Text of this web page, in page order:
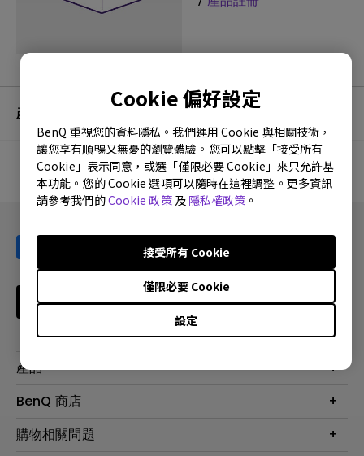
Cookie 偏好設定
BenQ 重視您的資料隱私。我們運用 Cookie 與相關技術，
讓您享有順暢又無憂的瀏覽體驗。您可以點擊「接受所有
Cookie」表示同意，或選「僅限必要 Cookie」來只允許基
本功能。您的 Cookie 選項可以隨時在這裡調整。更多資訊
請參考我們的Cookie 政策及 隱私權政策 。
設定
僅限必要 Cookie
接受所有 Cookie
產品服務及保固資訊
沒有相關的保固資訊
訂閱電子報
產品
大型液晶
投影機
BenQ 商店
最新產品與活動
購物相關問題